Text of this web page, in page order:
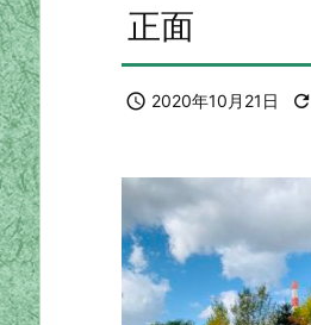
正面
 2020年10月21日 